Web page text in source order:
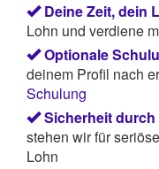
Deine Zeit, dein
Lohn und verdiene
Optionale
deinem Profil nach
Schulung
Sicherheit durch
stehen wir für
Lohn